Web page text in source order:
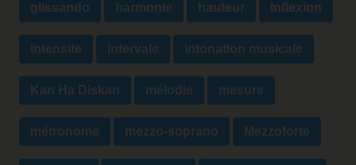
glissando harmonie hauteur Inflexion
intensite intervale intonation musicale
Kan Ha Diskan mélodie mesure
métronome mezzo-soprano Mezzoforte